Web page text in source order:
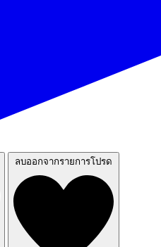
ลบออกจากรายการโปรด